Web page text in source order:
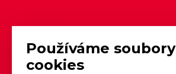
Používáme soubory
cookies